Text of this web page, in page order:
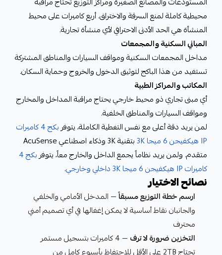
محيطية كاملة لمنع السرقة والاختراق. أربع كاميرات على محيط
المنشأة هي الحد الأدنى الاحترافي لأي منشأة تجارية.
المباني السكنية والمجمعات
مداخل المجمعات السكنية ومواقف السيارات والمناطق المشتركة
تستفيد من هذا الباكج لتوثيق الدخول والخروج وحماية السكان.
المكاتب والمراكز الطبية
أي مبنى تجاري ذو محيط خارجي يحتاج مراقبة المداخل والمخارج
ومواقف السيارات والمناطق الخلفية.
لمن يريد دقة أعلى مع نفس التغطية الكاملة، يتوفر
بكج 4 كاميرات
IP هيكفيجن 6 ميجا 3K
بتقنية 3K وذكاء اصطناعي AcuSense
متقدم. ولمن يريد نظاماً يجمع الداخل والخارج معاً، يتوفر
بكج 4
كاميرات IP هيكفيجن 6 ميجا 3K داخلي وخارجي
.
نصائح الاختيار
ارسم خطة التوزيع مسبقاً— المدخل الأمامي والخلفي
والجانبان نقاط أساسية لا يمكن إغفالها في أي تصميم أمني
محترف
التخزين ضرورة لا ترف
— 4 كاميرات بتسجيل مستمر
تحتاج 2TB على الأقل للاحتفاظ بأسبوع كامل من